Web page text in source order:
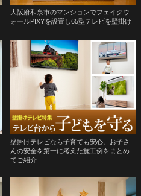
大阪府和泉市のマンションでフェイクウ
ォールPIXYを設置し65型テレビを壁掛け
壁掛けテレビなら子育ても安心。お子さ
んの安全を第一に考えた施工例をまとめ
てご紹介